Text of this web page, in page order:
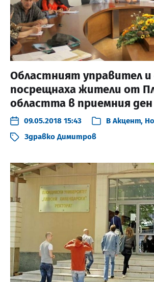
Областният управител
посрещнаха жители от
областта в приемния ден
09.05.2018 15:43 В Акцент,
Здравко Димитров